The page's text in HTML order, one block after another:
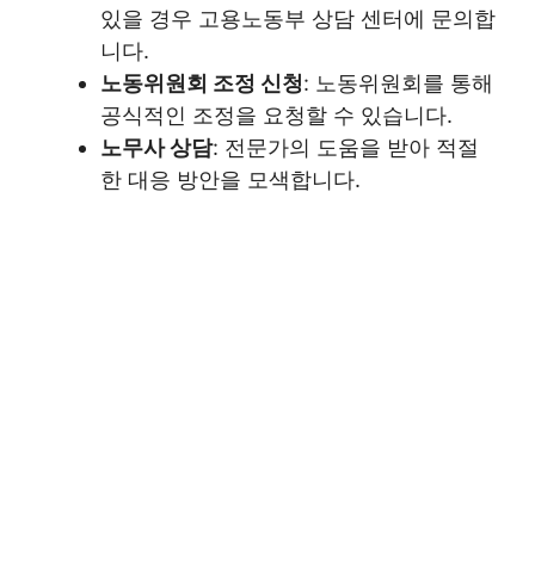
있을 경우 고용노동부 상담 센터에 문의합
니다.
노동위원회 조정 신청: 노동위원회를 통해
공식적인 조정을 요청할 수 있습니다.
노무사 상담: 전문가의 도움을 받아 적절
한 대응 방안을 모색합니다.